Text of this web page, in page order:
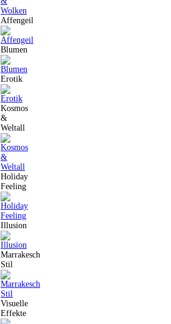
Affengeil
Blumen
Erotik
Kosmos
&
Weltall
Holiday
Feeling
Illusion
Marrakesch
Stil
Visuelle
Effekte